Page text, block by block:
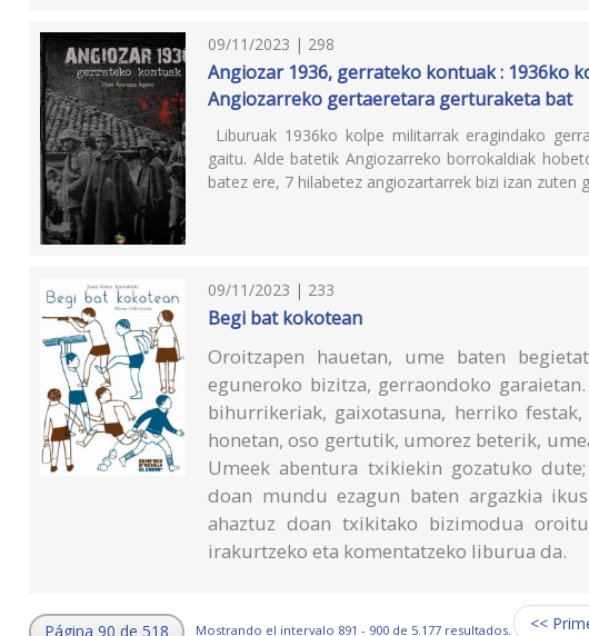
09/11/2023 | 298
Angiozar 1936, gerrateko kontuak : 1936ko
Angiozarreko gertaeretara gerturaketa bat
Liburuak 1936ko kolpe militarrak eragindako
gaitu. Alde batetik Angiozarreko borrokaldiak
batez ere, 7 hilabetez angiozartarrek bizi izan zuten
09/11/2023 | 233
Begi bat kokotean
Oroitzapen hauetan, ume baten
eguneroko bizitza, gerraondoko
bihurrikeriak, gaixotasuna, herriko
honetan, oso gertutik, umorez beterik,
Umeek abentura txikiekin gozatuko
doan mundu ezagun baten argazkia
ahaztuz doan txikitako bizimodua
irakurtzeko eta komentatzeko liburua da.
Página 90 de 518 Mostrando el intervalo 891 - 900 de 5.177 resultados. <<